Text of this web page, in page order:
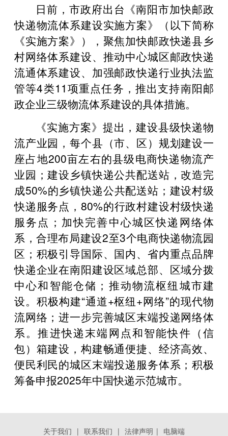
日前，市政府出台《南阳市加快邮政
快递物流体系建设实施方案》（以下简称
《实施方案》），聚焦加快邮政快递县乡
村网络体系建设、推动中心城区邮政快递
流通体系建设、加强邮政快递行业执法监
管等4类11项重点任务，推出支持南阳邮
政企业三级物流体系建设的具体措施。
《实施方案》提出，建设县级快递物
流产业园，每个县（市、区）规划建设一
座占地200亩左右的县级电商快递物流产
业园；建设乡镇快递公共配送站，改造完
成50%的乡镇快递公共配送站；建设村级
快递服务点，80%的行政村建设村级快递
服务点；加快完善中心城区快递网络体
系，合理布局建设2至3个电商快递物流园
区；积极引导国际、国内、省内重点品牌
快递企业在南阳建设区域总部、区域分拨
中心和智能仓储；推动物流枢纽城市建
设。积极构建“通道+枢纽+网络”的现代物
流网络；进一步完善城区末端投递网络体
系。推进快递末端网点和智能快件（信
包）箱建设，构建畅通便捷、经济高效、
便民利民的城区末端投递服务体系；积极
筹备申报2025年中国快递示范城市。
关于我们 | 联系我们 | 法律声明 | 电脑端